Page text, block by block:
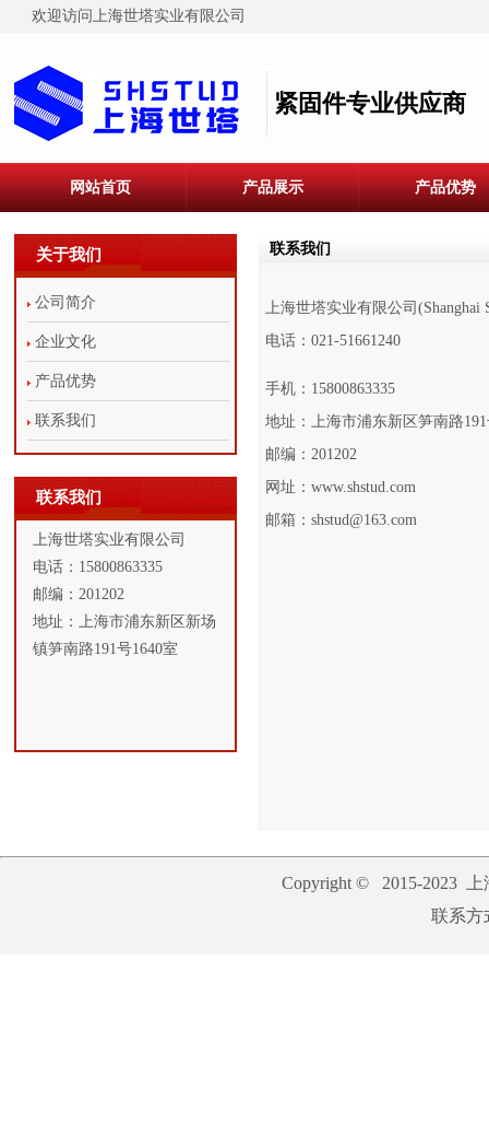
欢迎访问上海世塔实业有限公司
紧固件专业供应商
网站首页 产品展示 产品优势
关于我们
公司简介
企业文化
产品优势
联系我们
联系我们
上海世塔实业有限公司
电话：15800863335
邮编：201202
地址：上海市浦东新区新场
镇笋南路191号1640室
联系我们
上海世塔实业有限公司(Shanghai
电话：021-51661240
手机：15800863335
地址：上海市浦东新区笋南路191
邮编：201202
网址：www.shstud.com
邮箱：shstud@163.com
Copyright © 2015-2023
联系方